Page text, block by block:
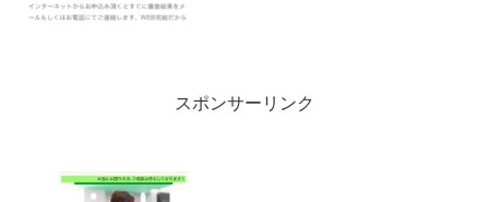
スポンサーリンク